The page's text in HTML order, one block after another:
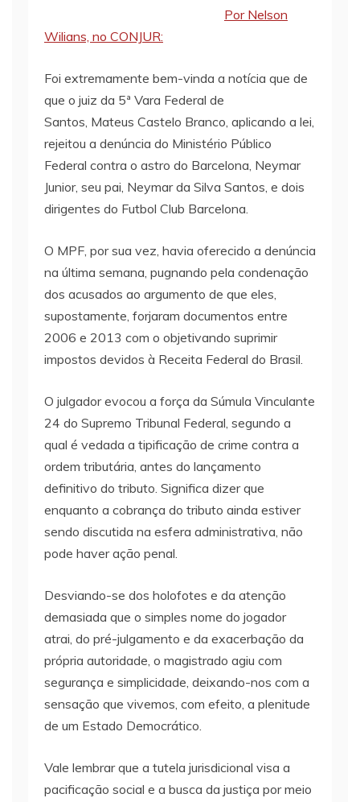
Por Nelson
Wilians, no CONJUR:
Foi extremamente bem-vinda a notícia que de
que o juiz da 5ª Vara Federal de
Santos, Mateus Castelo Branco, aplicando a lei,
rejeitou a denúncia do Ministério Público
Federal contra o astro do Barcelona, Neymar
Junior, seu pai, Neymar da Silva Santos, e dois
dirigentes do Futbol Club Barcelona.
O MPF, por sua vez, havia oferecido a denúncia
na última semana, pugnando pela condenação
dos acusados ao argumento de que eles,
supostamente, forjaram documentos entre
2006 e 2013 com o objetivando suprimir
impostos devidos à Receita Federal do Brasil.
O julgador evocou a força da Súmula Vinculante
24 do Supremo Tribunal Federal, segundo a
qual é vedada a tipificação de crime contra a
ordem tributária, antes do lançamento
definitivo do tributo. Significa dizer que
enquanto a cobrança do tributo ainda estiver
sendo discutida na esfera administrativa, não
pode haver ação penal.
Desviando-se dos holofotes e da atenção
demasiada que o simples nome do jogador
atrai, do pré-julgamento e da exacerbação da
própria autoridade, o magistrado agiu com
segurança e simplicidade, deixando-nos com a
sensação que vivemos, com efeito, a plenitude
de um Estado Democrático.
Vale lembrar que a tutela jurisdicional visa a
pacificação social e a busca da justiça por meio